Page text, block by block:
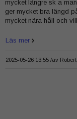
mycket längre sk a
ger mycket bra längd
mycket nära håll och
2025-05-26 13:55 /av
Läs mer